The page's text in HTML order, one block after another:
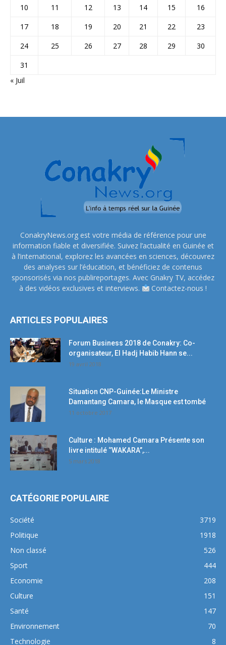
10
11 12 13 14 15
16
17
18 19 20 21 22
23
24
25 26 27 28 29
30
31
« Juil
ConakryNews.org est votre média de référence pour une
information fiable et diversifiée. Suivez l’actualité en Guinée et
à l’international, explorez les avancées en sciences, découvrez
des analyses sur l’éducation, et bénéficiez de contenus
sponsorisés via nos publireportages. Avec Gnakry TV, accédez
à des vidéos exclusives et interviews.
Contactez-nous !
ARTICLES POPULAIRES
Forum Business 2018 de Conakry: Co-
organisateur, El Hadj Habib Hann se...
19 avril 2018
Situation CNP-Guinée:Le Ministre
Damantang Camara, le Masque est tombé
11 octobre 2017
Culture : Mohamed Camara Présente son
livre intitulé ‘’WAKARA’’,...
5 mars 2018
CATÉGORIE POPULAIRE
Société
3719
Politique
1918
Non classé
526
Sport
444
Economie
208
Culture
151
Santé
147
Environnement
70
Technologie
8